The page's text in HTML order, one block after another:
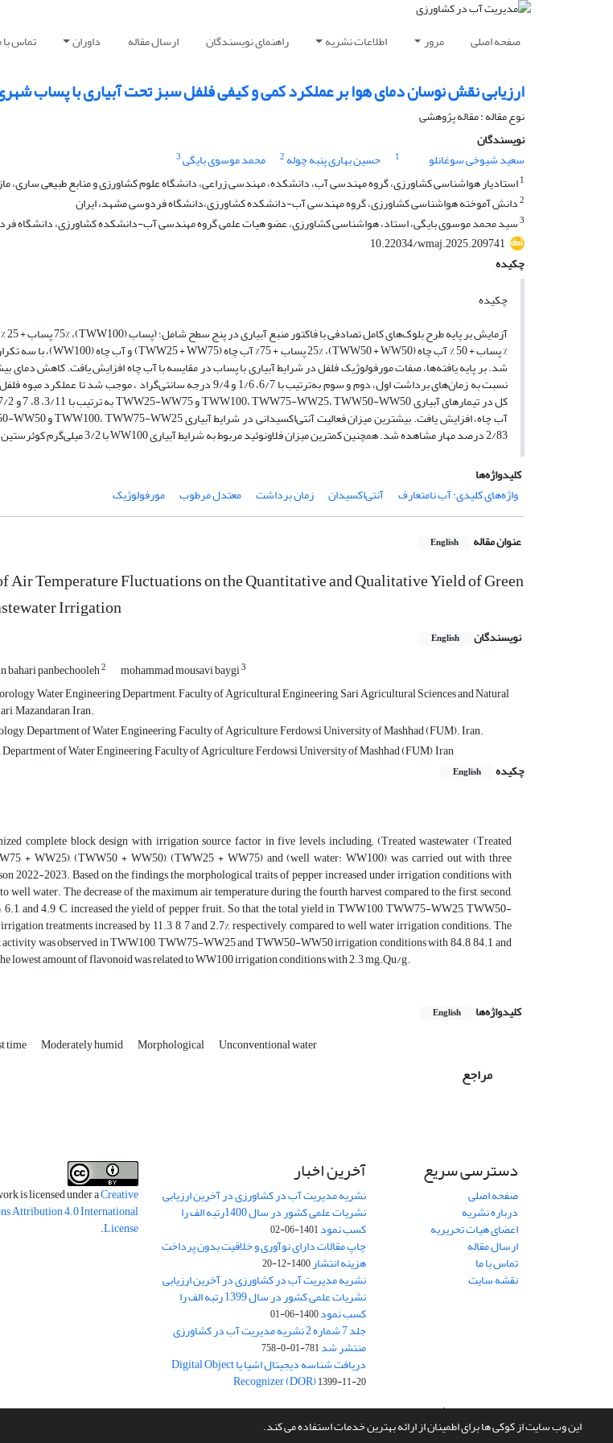
این وب سایت از کوکی ها برای اطمینان از ارائه بهترین خدمات استفاده می کند.
صفحه اصلی مرور اطلاعات نشریه راهنمای نویسندگان ارسال مقاله داوران تماس با
ارزیابی نقش نوسان دمای هوا بر عملکرد کمی و کیفی فلفل سبز تحت آبیاری با پساب
نوع مقاله : مقاله پژوهشی
نویسندگان
سعید شیوخی سوغانلو
1 حسین بهاری پنبه چوله 2 محمد موسوی بایگی3
1استادیار هواشناسی کشاورزی، گروه مهندسی آب، دانشکده، مهندسی زراعی، دانشگاه علوم کشاورزی و منابع طبیعی ساری،
2دانش آموخته هواشناسی کشاورزی، گروه مهندسی آب-دانشکده کشاورزی،دانشگاه فردوسی مشهد، ایران
3سید محمد موسوی بایگی، استاد، هواشناسی کشاورزی، عضو هیات علمی گروه مهندسی آب-دانشکده کشاورزی، دانشگاه
10.22034/wmaj.2025.209741
چکیده
چکیده
شد. بر پایه یافته‌ها، صفات مورفولوژیک فلفل در شرایط آبیاری با پساب در مقایسه با آب چاه افزایش یافت. کاهش دمای
نسبت به زمان‌های برداشت اول، دوم و سوم به‌ترتیب با 6/7، 1/6 و 9/4 درجه سانتی‌گراد ،
2/83 درصد مهار مشاهده شد. همچنین کمترین میزان فلاونوئید مربوط به شرایط آبیاری WW100 با 3/2 میلی‌گرم کوئرستین بر گرم بود.
کلیدواژه‌ها
واژه‌های کلیدی: آب نامتعارف
آنتی‌اکسیدان زمان برداشت معتدل مرطوب مورفولوژیک
عنوان مقاله English
Air Temperature Fluctuations on the Quantitative and Qualitative Yield of Green
Irrigation
نویسندگان English
bahari panbechooleh2 mohammad mousavi baygi3
Water Engineering Department,, Faculty of Agricultural Engineering, Sari Agricultural Sciences and Natural
Mazandaran, Iran.
Department of Water Engineering, Faculty of Agriculture, Ferdowsi University of Mashhad (FUM). Iran.
of Water Engineering, Faculty of Agriculture, Ferdowsi University of Mashhad (FUM), Iran
چکیده
English
complete block design with irrigation source factor in five levels including; (Treated wastewater (Treated
+ WW25), (TWW50 + WW50), (TWW25 + WW75) and (well water: WW100), was carried out with three
2022-2023. Based on the findings, the morphological traits of pepper increased under irrigation conditions with
well water. The decrease of the maximum air temperature during the fourth harvest compared to the first, second,
6.1, and 4.9 °C, increased the yield of pepper fruit. So that the total yield in TWW100, TWW75-WW25, TWW50-
treatments increased by 11.3, 8, 7 and 2.7%, respectively, compared to well water irrigation conditions. The
was observed in TWW100, TWW75-WW25 and TWW50-WW50 irrigation conditions with 84.8, 84.1 and
lowest amount of flavonoid was related to WW100 irrigation conditions with 2.3 mg.Qu/g.
کلیدواژه‌ها English
time Moderately humid Morphological Unconventional water
مراجع
دسترسی سریع
صفحه اصلی
درباره نشریه
اعضای هیات تحریریه
ارسال مقاله
تماس با ما
نقشه سایت
آخرین اخبار
نشریه مدیریت آب در کشاورزی در آخرین ارزیابی
نشریات علمی کشور در سال 1400رتبه الف را
کسب نمود1401-06-02
چاپ مقالات دارای نوآوری و خلاقیت بدون پرداخت
هزینه انتشار1400-12-20
نشریه مدیریت آب در کشاورزی در آخرین ارزیابی
نشریات علمی کشور در سال 1399 رتبه الف را
کسب نمود1400-06-01
جلد 7 شماره 2 نشریه مدیریت آب در کشاورزی
منتشر شد781-01-0-758
دریافت شناسه دیجیتال اشیا یا Digital Object
Recognizer (DOR)1399-11-20
is licensed under aCreative
Attribution 4.0 International
License
.
سامانه مدیریت نشریات علمی.طراحی و پیاده سازی ازسیناوب